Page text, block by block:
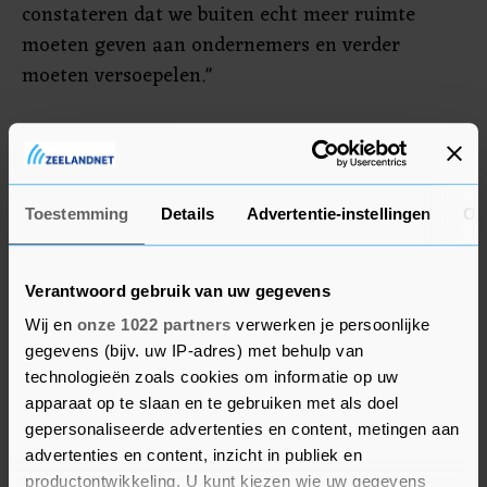
Toestemming Details Advertentie-instellingen
Verantwoord gebruik van uw gegevens
Wij en onze 1022 partners verwerken je persoonlijke
gegevens (bijv. uw IP-adres) met behulp van
technologieën zoals cookies om informatie op uw
apparaat op te slaan en te gebruiken met als doel
gepersonaliseerde advertenties en content, metingen aan
advertenties en content, inzicht in publiek en
productontwikkeling. U kunt kiezen wie uw gegevens
constateren dat we buiten echt meer ruimte
moeten geven aan ondernemers en verder
moeten versoepelen."
Draagvlak
Het draagvlak voor de restricties neemt bij zowel
ondernemers als gasten in rap tempo af,
constateert KHN. "Het is niet meer uit leggen dat
de horeca nog steeds te maken heeft met deze
verregaande restricties en het
ondernemersvertrouwen is in een week tijd dan
ook sterk gedaald. Horecaondernemers hebben er
problemen mee dat er met twee maten wordt
gemeten; de horeca is de enige branche die
verantwoordelijk wordt gehouden voor de